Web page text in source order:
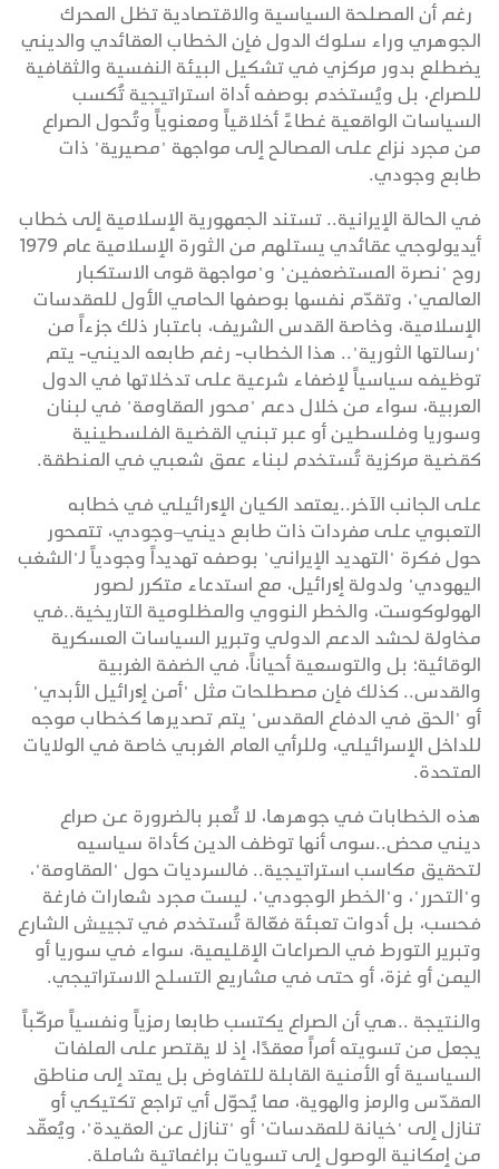
رغم أن المصلحة السياسية والاقتصادية تظل المحرك
الجوهري وراء سلوك الدول فإن الخطاب العقائدي والديني
يضطلع بدور مركزي في تشكيل البيئة النفسية والثقافية
للصراع، بل ويُستخدم بوصفه أداة استراتيجية تُكسب
السياسات الواقعية غطاءً أخلاقياً ومعنوياً وتُحول الصراع
من مجرد نزاع على المصالح إلى مواجهة "مصيرية" ذات
طابع وجودي.
في الحالة الإيرانية.. تستند الجمهورية الإسلامية إلى خطاب
أيديولوجي عقائدي يستلهم من الثورة الإسلامية عام 1979
روح "نصرة المستضعفين" و"مواجهة قوى الاستكبار
العالمي"، وتقدّم نفسها بوصفها الحامي الأول للمقدسات
الإسلامية، وخاصة القدس الشريف، باعتبار ذلك جزءاً من
"رسالتها الثورية".. هذا الخطاب- رغم طابعه الديني- يتم
توظيفه سياسياً لإضفاء شرعية على تدخلاتها في الدول
العربية، سواء من خلال دعم "محور المقاومة" في لبنان
وسوريا وفلسطين أو عبر تبني القضية الفلسطينية
كقضية مركزية تُستخدم لبناء عمق شعبي في المنطقة.
على الجانب الآخر..يعتمد الكيان الإsرائيلي في خطابه
التعبوي على مفردات ذات طابع ديني–وجودي، تتمحور
حول فكرة "التهديد الإيراني" بوصفه تهديداً وجودياً لـ"الشغب
اليهودي" ولدولة إsرائيل، مع استدعاء متكرر لصور
الهولوكوست، والخطر النووي والمظلومية التاريخية..في
مخاولة لحشد الدعم الدولي وتبرير السياسات العسكرية
الوقائية؛ بل والتوسعية أحياناً، في الضفة الغربية
والقدس.. كذلك فإن مصطلحات مثل "أمن إsرائيل الأبدي"
أو "الحق في الدفاع المقدس" يتم تصديرها كخطاب موجه
للداخل الإسرائيلي، وللرأي العام الغربي خاصة في الولايات
المتحدة.
هذه الخطابات في جوهرها، لا تُعبر بالضرورة عن صراع
ديني محض..سوى أنها توظف الدين كأداة سياسيه
لتحقيق مكاسب استراتيجية.. فالسرديات حول "المقاومة"،
و"التحرر"، و"الخطر الوجودي"، ليست مجرد شعارات فارغة
فحسب، بل أدوات تعبئة فعّالة تُستخدم في تجييش الشارع
وتبرير التورط في الصراعات الإقليمية، سواء في سوريا أو
اليمن أو غزة، أو حتى في مشاريع التسلح الاستراتيجي.
والنتيجة ..هي أن الصراع يكتسب طابعا رمزياً ونفسياً مركّباً
يجعل من تسويته أمراً معقدًا، إذ لا يقتصر على الملفات
السياسية أو الأمنية القابلة للتفاوض بل يمتد إلى مناطق
المقدّس والرمز والهوية، مما يُحوّل أي تراجع تكتيكي أو
تنازل إلى "خيانة للمقدسات" أو "تنازل عن العقيدة"، ويُعقّد
من إمكانية الوصول إلى تسويات براغماتية شاملة.